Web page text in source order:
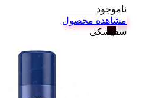
ناموجود
مشاهده محصول
سفیدمشکی